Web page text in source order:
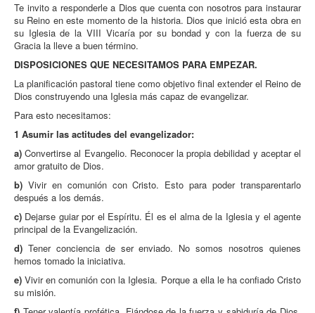
Te invito a responderle a Dios que cuenta con nosotros para instaurar
su Reino en este momento de la historia. Dios que inició esta obra en
su Iglesia de la VIII Vicaría por su bondad y con la fuerza de su
Gracia la lleve a buen término.
DISPOSICIONES QUE NECESITAMOS PARA EMPEZAR.
La planificación pastoral tiene como objetivo final extender el Reino de
Dios construyendo una Iglesia más capaz de evangelizar.
Para esto necesitamos:
1 Asumir las actitudes del evangelizador:
a)Convertirse al Evangelio. Reconocer la propia debilidad y aceptar el
amor gratuito de Dios.
b) Vivir en comunión con Cristo. Esto para poder transparentarlo
después a los demás.
c) Dejarse guiar por el Espíritu. Él es el alma de la Iglesia y el agente
principal de la Evangelización.
d) Tener conciencia de ser enviado. No somos nosotros quienes
hemos tomado la iniciativa.
e)Vivir en comunión con la Iglesia. Porque a ella le ha confiado Cristo
su misión.